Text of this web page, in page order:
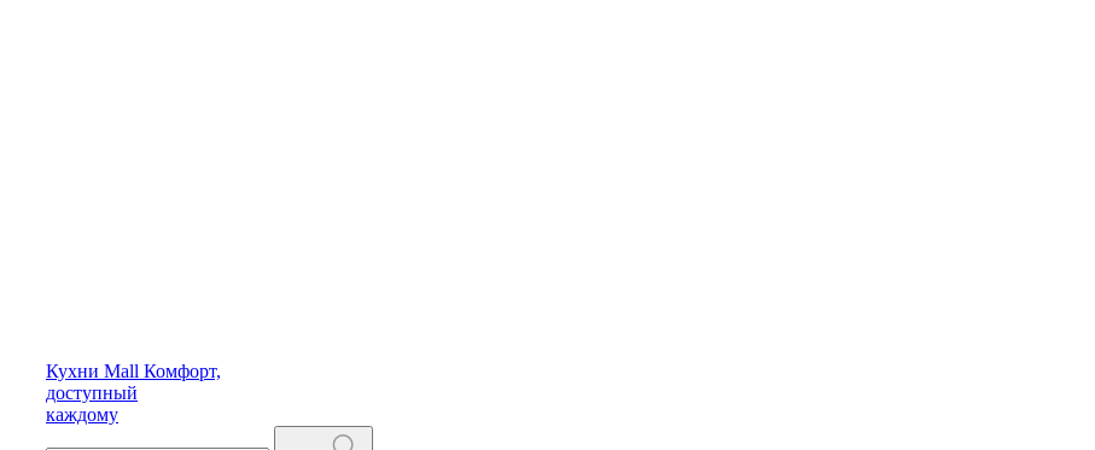
Кухни Mall Комфорт,
доступный
каждому